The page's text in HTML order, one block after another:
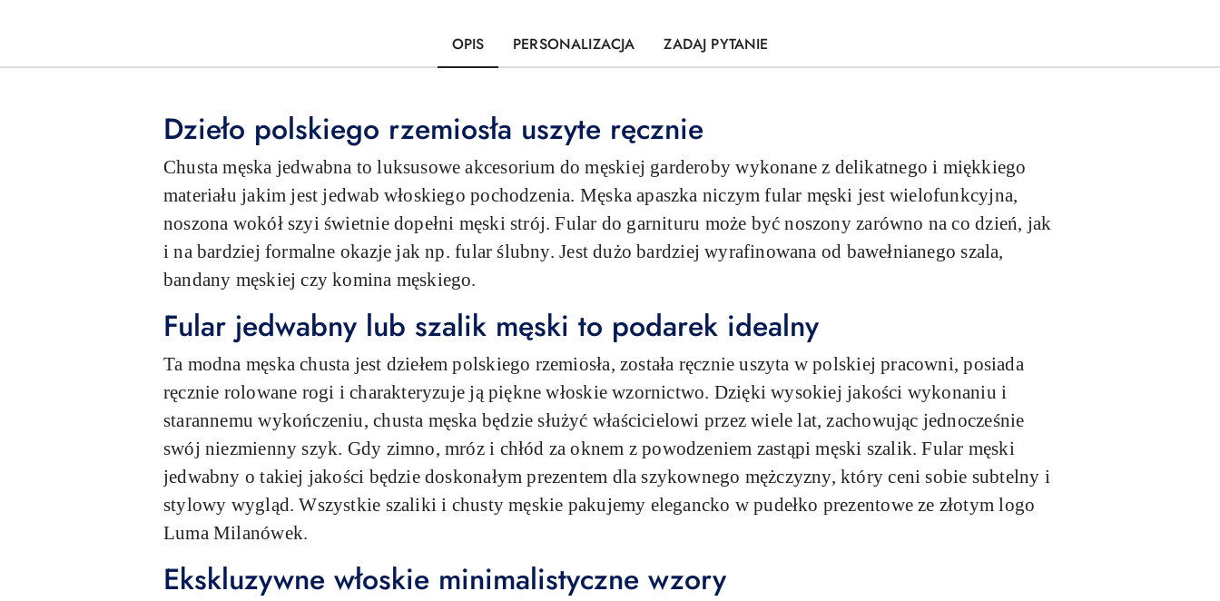
OPIS PERSONALIZACJA ZADAJ PYTANIE
Dzieło polskiego rzemiosła uszyte ręcznie
Chusta męska jedwabna to luksusowe akcesorium do męskiej garderoby wykonane z delikatnego i miękkiego
materiału jakim jest jedwab włoskiego pochodzenia. Męska apaszka niczym fular męski jest wielofunkcyjna,
noszona wokół szyi świetnie dopełni męski strój. Fular do garnituru może być noszony zarówno na co dzień, jak
i na bardziej formalne okazje jak np. fular ślubny. Jest dużo bardziej wyrafinowana od bawełnianego szala,
bandany męskiej czy komina męskiego.
Fular jedwabny lub szalik męski to podarek idealny
Ta modna męska chusta jest dziełem polskiego rzemiosła, została ręcznie uszyta w polskiej pracowni, posiada
ręcznie rolowane rogi i charakteryzuje ją piękne włoskie wzornictwo. Dzięki wysokiej jakości wykonaniu i
starannemu wykończeniu, chusta męska będzie służyć właścicielowi przez wiele lat, zachowując jednocześnie
swój niezmienny szyk. Gdy zimno, mróz i chłód za oknem z powodzeniem zastąpi męski szalik. Fular męski
jedwabny o takiej jakości będzie doskonałym prezentem dla szykownego mężczyzny, który ceni sobie subtelny i
stylowy wygląd. Wszystkie szaliki i chusty męskie pakujemy elegancko w pudełko prezentowe ze złotym logo
Luma Milanówek.
Ekskluzywne włoskie minimalistyczne wzory